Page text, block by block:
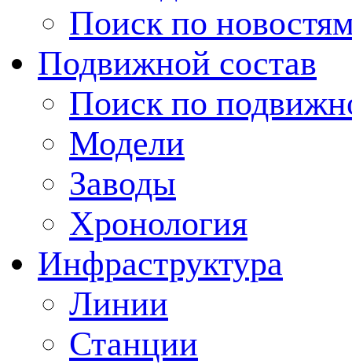
Поиск по
Подвижной состав
Поиск по
Модели
Заводы
Хронология
Инфраструктура
Линии
Станции